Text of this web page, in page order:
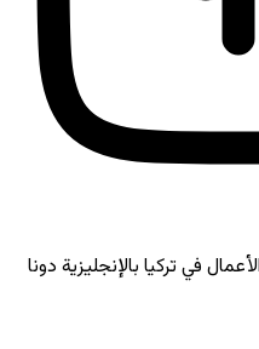
في تركيا بالإنجليزية دونا